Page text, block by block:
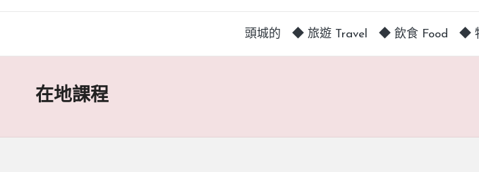
|
金
致
力
成
頭城的 ◆ 旅遊 Travel ◆ 飲食 Food ◆
在地課程